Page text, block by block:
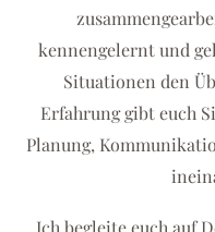
kennengelernt und
Situationen den
Erfahrung gibt euch
Planung,